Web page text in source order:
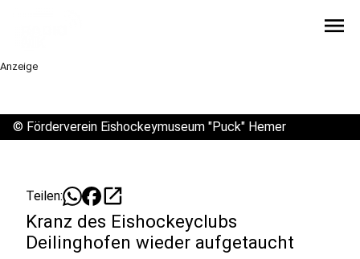
menu
Anzeige
© Förderverein Eishockeymuseum "Puck" Hemer
Teilen: open_in_new
Kranz des Eishockeyclubs
Deilinghofen wieder aufgetaucht